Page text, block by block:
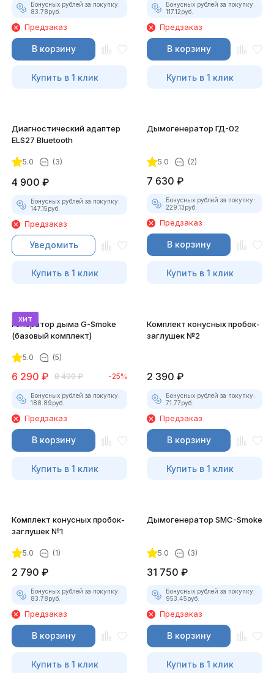
Бонусных рублей за покупку:
83.78руб.
Предзаказ
В корзину
Купить в 1 клик
Бонусных рублей за покупку:
117.12руб.
Предзаказ
В корзину
Купить в 1 клик
Диагностический адаптер
ELS27 Bluetooth
5.0 (3)
4 900 ₽
Бонусных рублей за покупку:
147.15руб.
Предзаказ
Уведомить
Купить в 1 клик
Дымогенератор ГД-02
5.0 (2)
7 630 ₽
Бонусных рублей за покупку:
229.13руб.
Предзаказ
В корзину
Купить в 1 клик
хит
Генератор дыма G-Smoke
(базовый комплект)
5.0 (5)
6 290 ₽ 8 400 ₽ -25%
Бонусных рублей за покупку:
188.89руб.
Предзаказ
В корзину
Купить в 1 клик
Комплект конусных пробок-
заглушек №2
2 390 ₽
Бонусных рублей за покупку:
71.77руб.
Предзаказ
В корзину
Купить в 1 клик
Комплект конусных пробок-
заглушек №1
5.0 (1)
2 790 ₽
Бонусных рублей за покупку:
83.78руб.
Предзаказ
В корзину
Купить в 1 клик
Дымогенератор SMC-Smoke
5.0 (3)
31 750 ₽
Бонусных рублей за покупку:
953.45руб.
Предзаказ
В корзину
Купить в 1 клик